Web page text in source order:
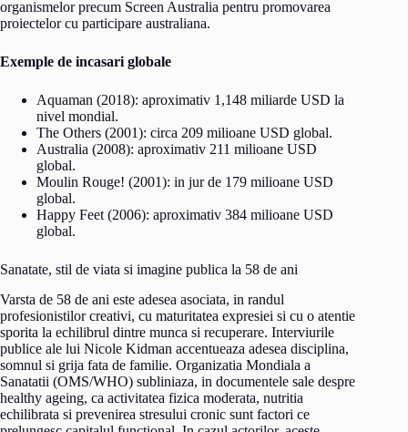
organismelor precum Screen Australia pentru promovarea
proiectelor cu participare australiana.
Exemple de incasari globale
Aquaman (2018): aproximativ 1,148 miliarde USD la
nivel mondial.
The Others (2001): circa 209 milioane USD global.
Australia (2008): aproximativ 211 milioane USD
global.
Moulin Rouge! (2001): in jur de 179 milioane USD
global.
Happy Feet (2006): aproximativ 384 milioane USD
global.
Sanatate, stil de viata si imagine publica la 58 de ani
Varsta de 58 de ani este adesea asociata, in randul
profesionistilor creativi, cu maturitatea expresiei si cu o atentie
sporita la echilibrul dintre munca si recuperare. Interviurile
publice ale lui Nicole Kidman accentueaza adesea disciplina,
somnul si grija fata de familie. Organizatia Mondiala a
Sanatatii (OMS/WHO) subliniaza, in documentele sale despre
healthy ageing, ca activitatea fizica moderata, nutritia
echilibrata si prevenirea stresului cronic sunt factori ce